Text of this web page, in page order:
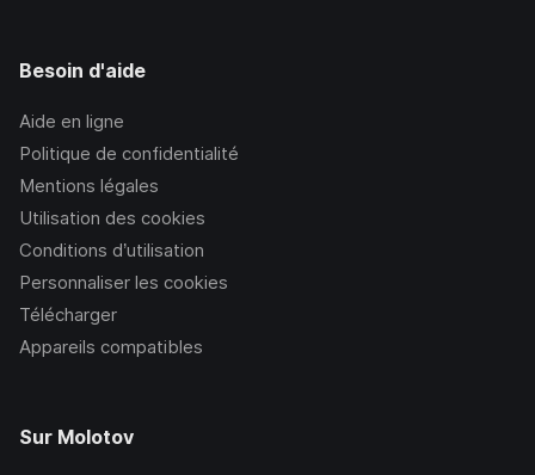
Besoin d'aide
Aide en ligne
Politique de confidentialité
Mentions légales
Utilisation des cookies
Conditions d’utilisation
Personnaliser les cookies
Télécharger
Appareils compatibles
Sur Molotov